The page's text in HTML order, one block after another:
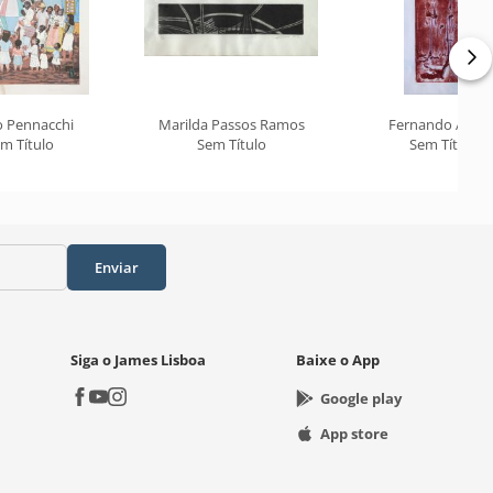
Pennacchi
Título
Marilda Passos Ramos
Sem Título
Fernando
Sem Título
Enviar
Siga o James Lisboa
Baixe o App
Google play
App store